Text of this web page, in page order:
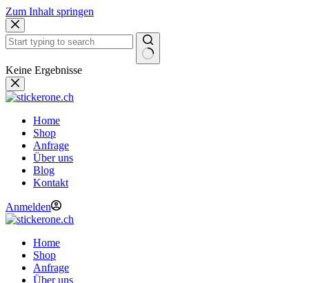
Zum Inhalt springen
Keine Ergebnisse
Home
Shop
Anfrage
Über uns
Blog
Kontakt
Anmelden
Home
Shop
Anfrage
Über uns